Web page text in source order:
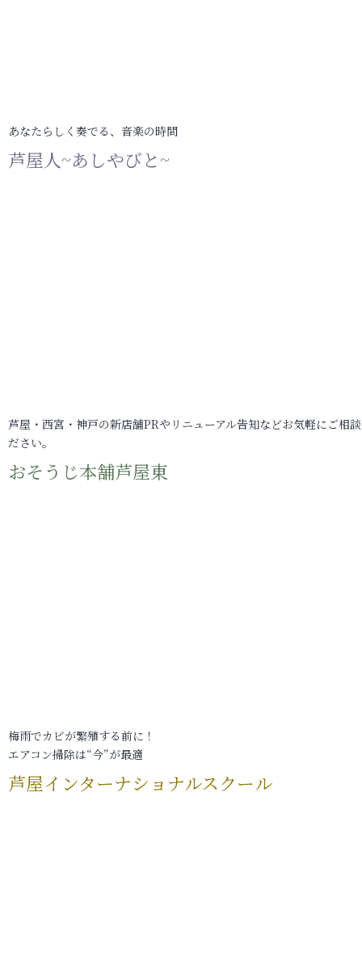
あなたらしく奏でる、音楽の時間
芦屋人~あしやびと~
芦屋・西宮・神戸の新店舗PRやリニューアル告知などお気軽にご相
ださい。
おそうじ本舗芦屋東
梅雨でカビが繁殖する前に！
エアコン掃除は“今”が最適
芦屋インターナショナルスクール